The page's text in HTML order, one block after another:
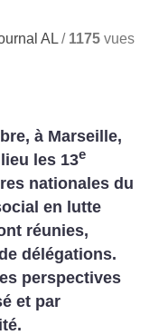
AL / 1175 vues
à Marseille,
les 13e
nationales du
en lutte
réunies,
délégations.
perspectives
et par